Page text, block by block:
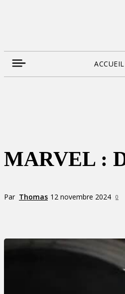
ACCUEIL
MARVEL :
Par Thomas 12 novembre 2024 0